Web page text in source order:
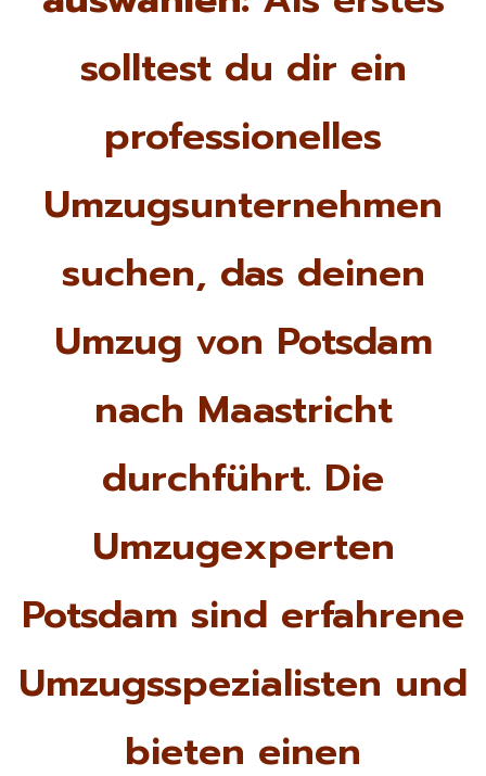
solltest du dir ein
professionelles
Umzugsunternehmen
suchen, das deinen
Umzug von Potsdam
nach Maastricht
durchführt. Die
Umzugexperten
Potsdam sind erfahrene
Umzugsspezialisten und
bieten einen